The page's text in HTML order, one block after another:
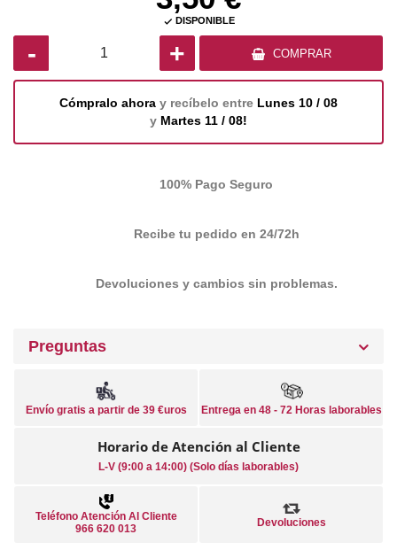
 DISPONIBLE
- + COMPRAR
Cómpralo ahora y recíbelo entre Lunes 10 / 08
y Martes 11 / 08!
100% Pago Seguro
Recibe tu pedido en 24/72h
Devoluciones y cambios sin problemas.
Preguntas
Envío gratis a partir de 39 €uros Entrega en 48 - 72 Horas laborables
Horario de Atención al Cliente
L-V (9:00 a 14:00) (Solo días laborables)
Teléfono Atención Al Cliente
966 620 013
Devoluciones